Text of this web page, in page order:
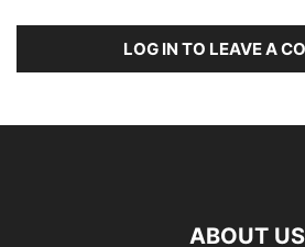
LOG IN TO LEAVE A
ABOUT US